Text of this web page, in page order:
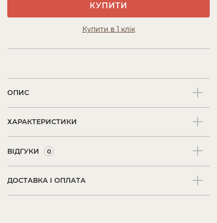
КУПИТИ
Купити в 1 клік
ОПИС
ХАРАКТЕРИСТИКИ
ВІДГУКИ 0
ДОСТАВКА І ОПЛАТА